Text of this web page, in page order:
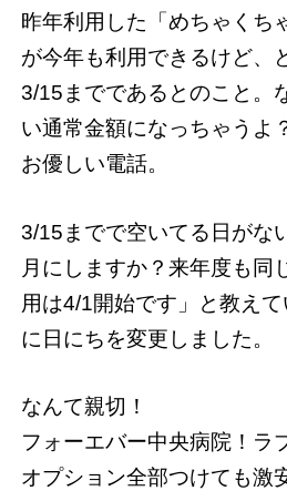
昨年利用した「めちゃくち
が今年も利用できるけど、
3/15までであるとのこと。
い通常金額になっちゃうよ
お優しい電話。
3/15までで空いてる日がな
月にしますか？来年度も同
用は4/1開始です」と教え
に日にちを変更しました。
なんて親切！
フォーエバー中央病院！ラ
オプション全部つけても激